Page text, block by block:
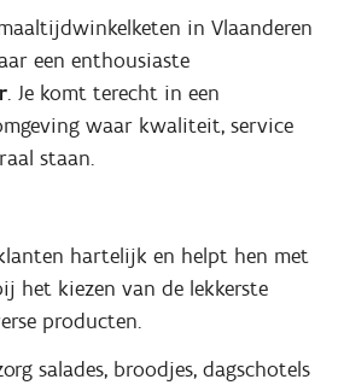
in Vlaanderen
een enthousiaste
. Je komt terecht in een
waar kwaliteit, service
staan.
hartelijk en helpt hen met
het kiezen van de lekkerste
producten.
salades, broodjes, dagschotels